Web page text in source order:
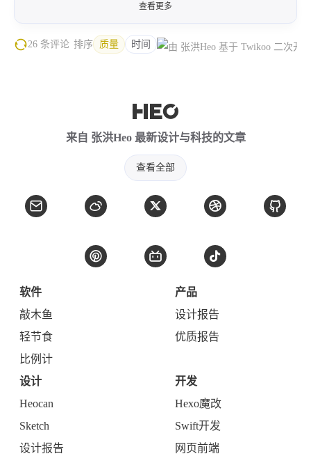
查看更多
26 条评论 排序 质量 时间
来自 张洪Heo 最新设计与科技的文章
查看全部
软件
敲木鱼
轻节食
比例计
产品
设计报告
优质报告
设计
Heocan
Sketch
设计报告
开发
Hexo魔改
Swift开发
网页前端